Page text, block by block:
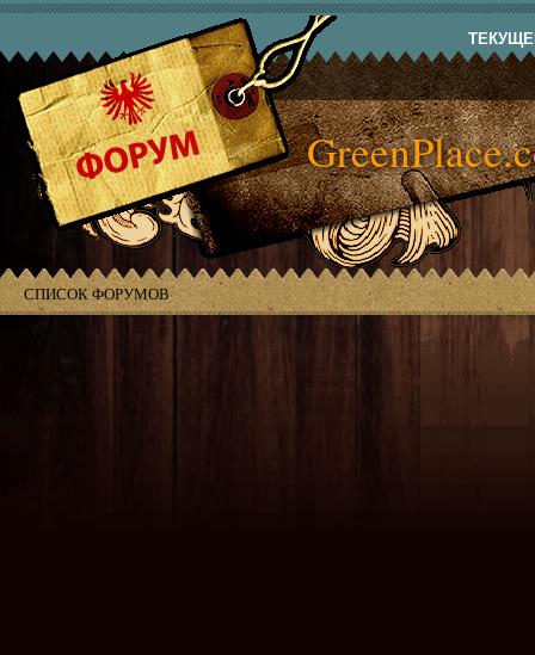
СПИСОК ФОРУМОВ